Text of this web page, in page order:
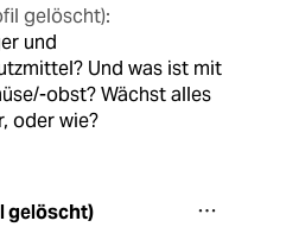
gelöscht):
und
Und was ist mit
obst? Wächst alles
oder wie?
gelöscht)